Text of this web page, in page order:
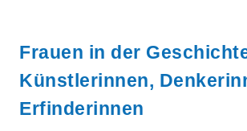
Frauen in der
Künstlerinnen,
Erfinderinnen